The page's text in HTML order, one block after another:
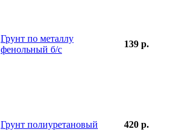
Грунт по металлу
фенольный б/с
139 р.
Грунт полиуретановый 420 р.